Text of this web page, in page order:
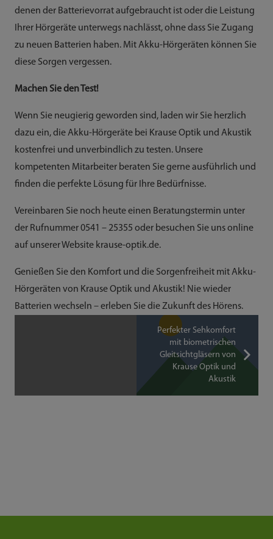
denen der Batterievorrat aufgebraucht ist oder die Leistung
Ihrer Hörgeräte unterwegs nachlässt, ohne dass Sie Zugang
zu neuen Batterien haben. Mit Akku-Hörgeräten können Sie
diese Sorgen vergessen.
Machen Sie den Test!
Wenn Sie neugierig geworden sind, laden wir Sie herzlich
dazu ein, die Akku-Hörgeräte bei Krause Optik und Akustik
kostenfrei und unverbindlich zu testen. Unsere
kompetenten Mitarbeiter beraten Sie gerne ausführlich und
finden die perfekte Lösung für Ihre Bedürfnisse.
Vereinbaren Sie noch heute einen Beratungstermin unter
der Rufnummer 0541 – 25355 oder besuchen Sie uns online
auf unserer Website krause-optik.de.
Genießen Sie den Komfort und die Sorgenfreiheit mit Akku-
Hörgeräten von Krause Optik und Akustik! Nie wieder
Batterien wechseln – erleben Sie die Zukunft des Hörens.
Perfekter Sehkomfort
mit biometrischen
Gleitsichtgläsern von
Krause Optik und
Akustik